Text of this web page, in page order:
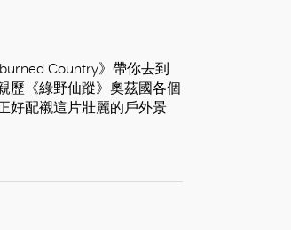
Country》帶你去到
歷《綠野仙蹤》奧茲國各個
好配襯這片壯麗的戶外景